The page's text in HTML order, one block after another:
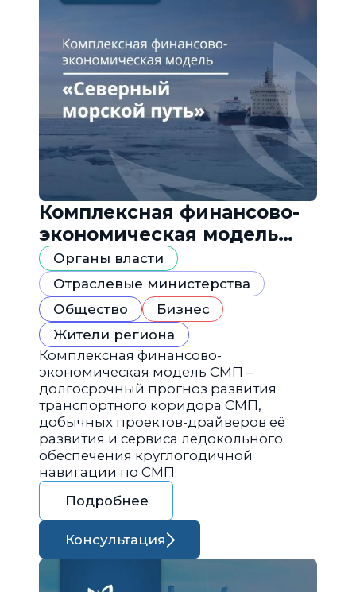
Комплексная финансово-
экономическая модель
«Северный морской путь»
Органы власти
Отраслевые министерства
Общество
Бизнес
Жители региона
Комплексная финансово-
экономическая модель СМП –
долгосрочный прогноз развития
транспортного коридора СМП,
добычных проектов-драйверов её
развития и сервиса ледокольного
обеспечения круглогодичной
навигации по СМП.
Подробнее
Консультация